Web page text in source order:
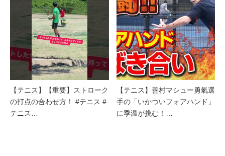
【テニス】【重要】ストローク
の打点の合わせ方！ #テニス #
テニス…
【テニス】善村マシュー勇氣選
手の「いかついフォアハンド」
に季温が挑む！…